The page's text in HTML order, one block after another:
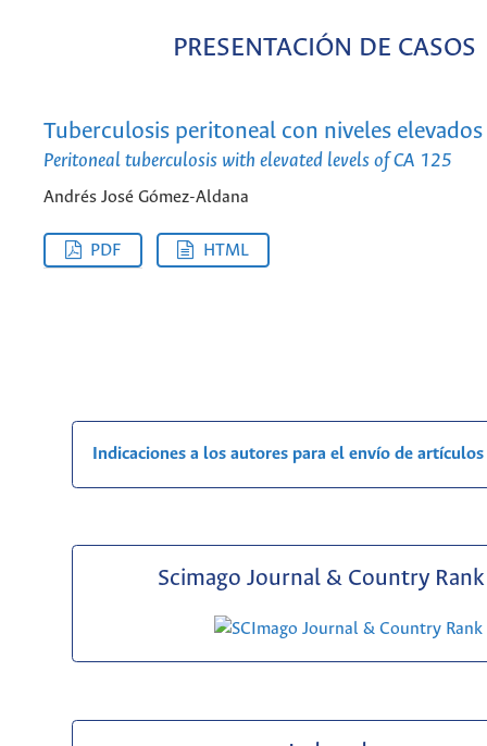
PRESENTACIÓN DE CASOS
Tuberculosis peritoneal con niveles
Peritoneal tuberculosis with elevated levels of CA 125
Andrés José Gómez-Aldana
PDF HTML
Indicaciones a los autores para el envío de artículos
Scimago Journal & Country Rank